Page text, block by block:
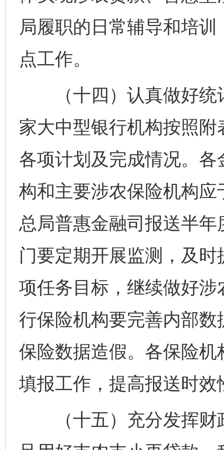
局履职的日常辅导和培
点工作。
（十四）认真做好统
家大中型银行机构按照
各项计划及完成情况。
构和主要涉农保险机构
总局普惠金融司报送半
门要定期开展监测，及
项任务目标，继续做好
行保险机构要完善内部
保险数据造假。各保险
填报工作，提高报送时效
（十五）充分发挥财